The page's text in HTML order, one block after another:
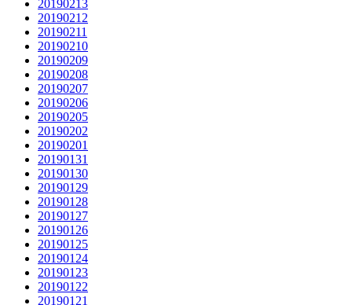
20190213
20190212
20190211
20190210
20190209
20190208
20190207
20190206
20190205
20190202
20190201
20190131
20190130
20190129
20190128
20190127
20190126
20190125
20190124
20190123
20190122
20190121